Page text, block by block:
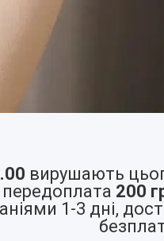
вирушають
200
1-3 дні,